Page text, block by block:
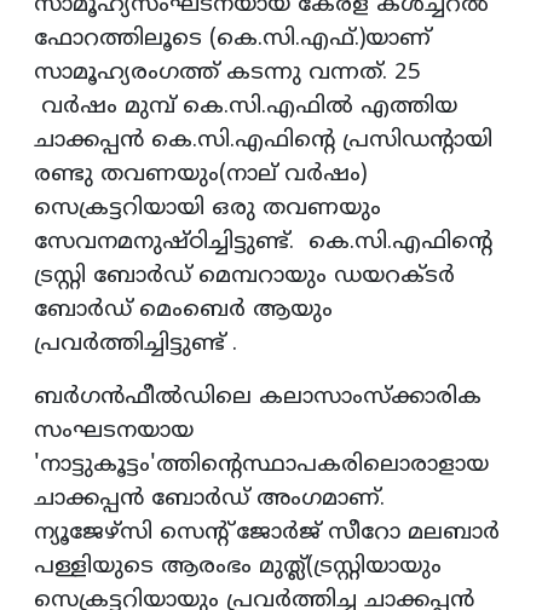
സാമൂഹ്യസംഘടനയായ കേരള കള്‍ച്ചറല്‍
ഫോറത്തിലൂടെ (കെ.സി.എഫ്.)യാണ്
സാമൂഹ്യരംഗത്ത് കടന്നു വന്നത്. 25
വര്‍ഷം മുമ്പ് കെ.സി.എഫില്‍ എത്തിയ
ചാക്കപ്പന്‍ കെ.സി.എഫിന്റെ പ്രസിഡന്റായി
രണ്ടു തവണയും(നാല് വര്‍ഷം)
സെക്രട്ടറിയായി ഒരു തവണയും
സേവനമനുഷ്ഠിച്ചിട്ടുണ്ട്. കെ.സി.എഫിന്റെ
ട്രസ്റ്റി ബോര്‍ഡ് മെമ്പറായും ഡയറക്ടര്‍
ബോര്‍ഡ് മെംബെര്‍ ആയും
പ്രവര്‍ത്തിച്ചിട്ടുണ്ട് .
ബര്‍ഗന്‍ഫീല്‍ഡിലെ കലാസാംസ്‌ക്കാരിക
സംഘടനയായ
'നാട്ടുകൂട്ടം'ത്തിന്റെസ്ഥാപകരിലൊരാളായ
ചാക്കപ്പന്‍ ബോര്‍ഡ് അംഗമാണ്.
ന്യൂജേഴ്സി സെന്റ് ജോര്‍ജ് സീറോ മലബാര്‍
പള്ളിയുടെ ആരംഭം മുത്ല്‍(ട്രസ്റ്റിയായും
സെക്രട്ടറിയായും പ്രവര്‍ത്തിച്ച ചാക്കപ്പന്‍